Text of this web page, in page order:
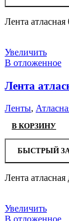
Лента
Увеличить
В отложенное
Лента
Ленты,
В КОРЗИНУ
БЫСТРЫЙ
Лента
Увеличить